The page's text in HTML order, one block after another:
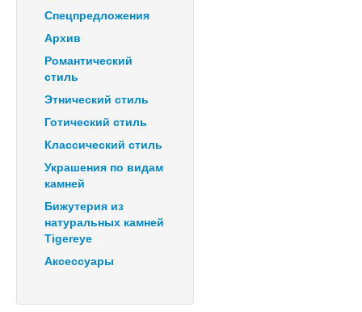
Спецпредложения
Архив
Романтический
стиль
Этнический стиль
Готический стиль
Классический стиль
Украшения по видам
камней
Бижутерия из
натуральных камней
Tigereye
Аксессуары